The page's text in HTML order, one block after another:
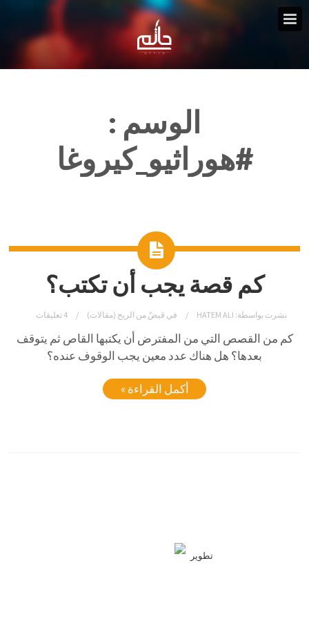
الوسم :
#هوراثيو_كيروغا
كم قصة يجب أن تكتب؟
نشرت بواسطة: HATEM ALI في قبضٌ من الريح (مقالات) 4 تعليقات
كم من القصص التي من المفترض أن يكتبها القاص ثم يتوقف
بعدها؟ هل هناك عدد معين يجب الوقوف عنده؟
أكمل القراءة »
تطوير